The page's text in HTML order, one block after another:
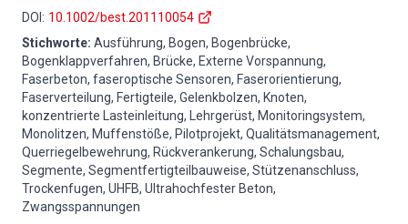
DOI : 10.1002/best.201110054
Stichworte: Ausführung, Bogen, Bogenbrücke,
Bogenklappverfahren, Brücke, Externe Vorspannung,
Faserbeton, faseroptische Sensoren, Faserorientierung,
Faserverteilung, Fertigteile, Gelenkbolzen, Knoten,
konzentrierte Lasteinleitung, Lehrgerüst, Monitoringsystem,
Monolitzen, Muffenstöße, Pilotprojekt, Qualitätsmanagement,
Querriegelbewehrung, Rückverankerung, Schalungsbau,
Segmente, Segmentfertigteilbauweise, Stützenanschluss,
Trockenfugen, UHFB, Ultrahochfester Beton,
Zwangsspannungen